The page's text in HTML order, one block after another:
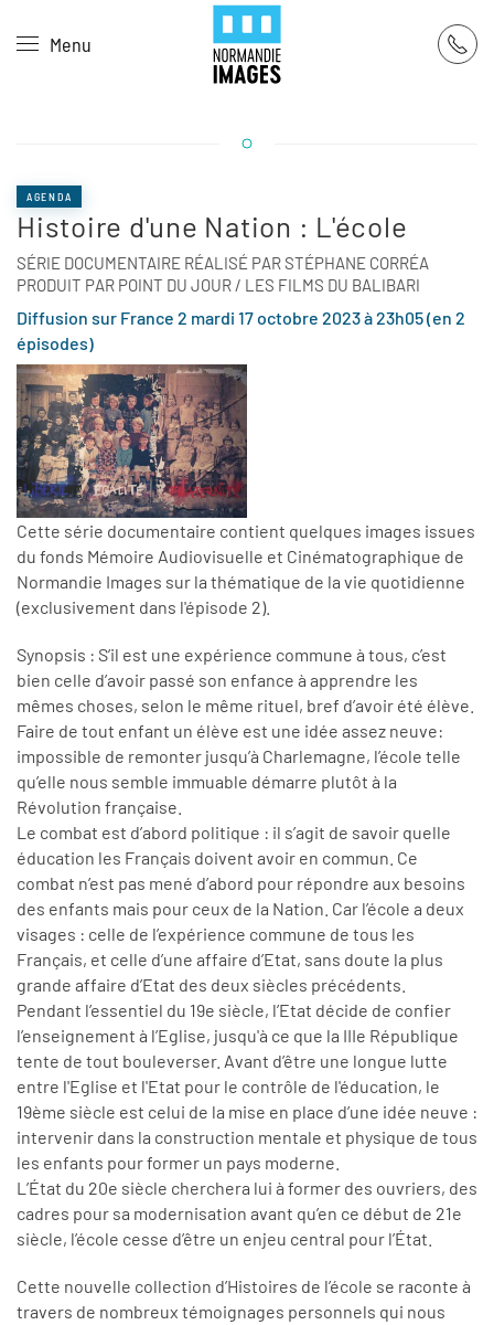
Skip to main content
Menu
AGENDA
Histoire d'une Nation : L'école
SÉRIE DOCUMENTAIRE RÉALISÉ PAR STÉPHANE CORRÉA
PRODUIT PAR POINT DU JOUR / LES FILMS DU BALIBARI
Diffusion sur France 2 mardi 17 octobre 2023 à 23h05 (en 2
épisodes)
Cette série documentaire contient quelques images issues
du fonds Mémoire Audiovisuelle et Cinématographique de
Normandie Images sur la thématique de la vie quotidienne
(exclusivement dans l'épisode 2).
Synopsis : S’il est une expérience commune à tous, c’est
bien celle d’avoir passé son enfance à apprendre les
mêmes choses, selon le même rituel, bref d’avoir été élève.
Faire de tout enfant un élève est une idée assez neuve:
impossible de remonter jusqu’à Charlemagne, l’école telle
qu’elle nous semble immuable démarre plutôt à la
Révolution française.
Le combat est d’abord politique : il s’agit de savoir quelle
éducation les Français doivent avoir en commun. Ce
combat n’est pas mené d’abord pour répondre aux besoins
des enfants mais pour ceux de la Nation. Car l’école a deux
visages : celle de l’expérience commune de tous les
Français, et celle d’une affaire d’Etat, sans doute la plus
grande affaire d’Etat des deux siècles précédents.
Pendant l’essentiel du 19e siècle, l’Etat décide de confier
l’enseignement à l’Eglise, jusqu'à ce que la IIIe République
tente de tout bouleverser. Avant d’être une longue lutte
entre l'Eglise et l'Etat pour le contrôle de l'éducation, le
19ème siècle est celui de la mise en place d’une idée neuve :
intervenir dans la construction mentale et physique de tous
les enfants pour former un pays moderne.
L’État du 20e siècle cherchera lui à former des ouvriers, des
cadres pour sa modernisation avant qu’en ce début de 21e
siècle, l’école cesse d’être un enjeu central pour l’État.
Cette nouvelle collection d’Histoires de l’école se raconte à
travers de nombreux témoignages personnels qui nous
Panneau de gestion des cookies